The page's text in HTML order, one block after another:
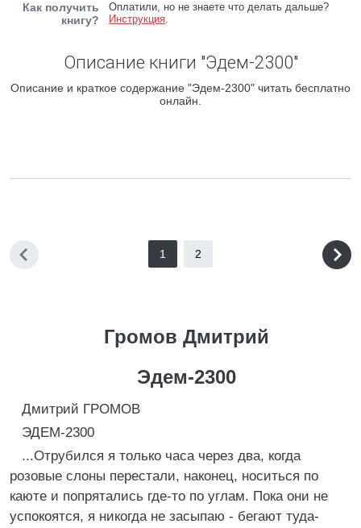
Как получить
книгу?
Оплатили, но не знаете что делать дальше?
Инструкция.
Описание книги "Эдем-2300"
Описание и краткое содержание "Эдем-2300" читать бесплатно
онлайн.
1 2
Громов Дмитрий
Эдем-2300
Дмитрий ГРОМОВ
ЭДЕМ-2300
...Отрубился я только часа через два, когда
розовые слоны перестали, наконец, носиться по
каюте и попрятались где-то по углам. Пока они не
успокоятся, я никогда не засыпаю - бегают туда-